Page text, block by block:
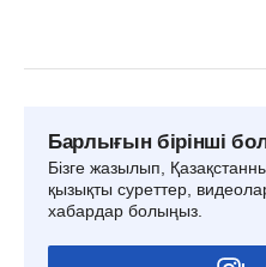
Барлығын бірінші
Бізге жазылып,
қызықты суреттер,
хабардар болыңыз.